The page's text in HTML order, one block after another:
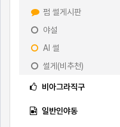
펌 썰게시판
야설
AI 썰
썰게(비추천)
비아그라직구
일반인야동